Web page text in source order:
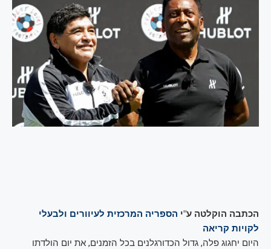
הכתבה הוקלטה ע"י הספריה המרכזית לעיוורים ולבעלי
לקויות קריאה
היום יחגוג פלה, גדול הכדורגלנים בכל הזמנים, את יום הולדתו